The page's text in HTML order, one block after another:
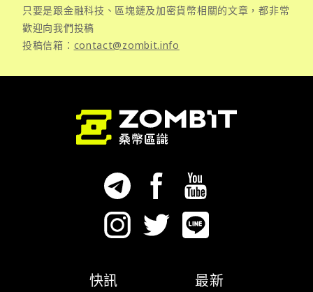
只要是跟金融科技、區塊鏈及加密貨幣相關的文章，都非常
歡迎向我們投稿
投稿信箱： contact@zombit.info
快訊
最新